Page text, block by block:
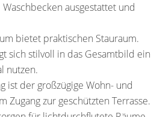
ausgestattet und
bietet praktischen Stauraum.
sich stilvoll in das Gesamtbild ein
nutzen.
ist der großzügige Wohn- und
Zugang zur geschützten Terrasse.